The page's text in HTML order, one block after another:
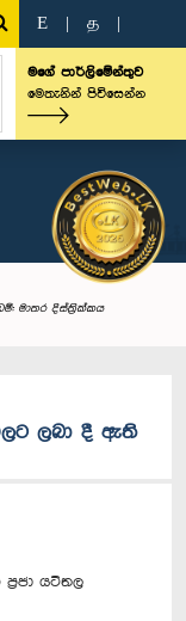
E த
මගේ පාර්ලිමේන්තුව
මෙතැනින් පිවිසෙන්න
මාතර දිස්ත්‍රික්කය
ලබා දී ඇති
යටිතල